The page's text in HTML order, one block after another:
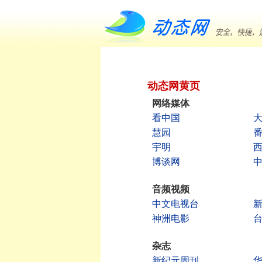
动态网黄页
网络媒体
看中国
慧园
宇明
博谈网
音频视频
中文电视台
神洲电影
杂志